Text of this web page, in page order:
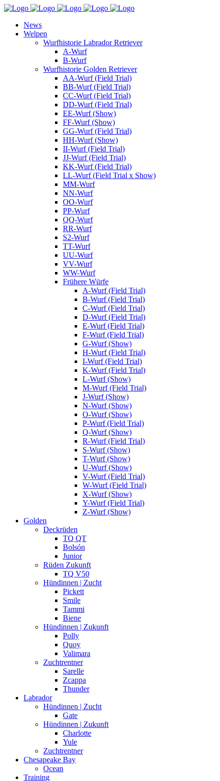
News
Welpen
Wurfhistorie Labrador Retriever
A-Wurf
B-Wurf
Wurfhistorie Golden Retriever
AA-Wurf (Field Trial)
BB-Wurf (Field Trial)
CC-Wurf (Field Trial)
DD-Wurf (Field Trial)
EE-Wurf (Show)
FF-Wurf (Show)
GG-Wurf (Field Trial)
HH-Wurf (Show)
II-Wurf (Field Trial)
JJ-Wurf (Field Trial)
KK-Wurf (Field Trial)
LL-Wurf (Field Trial x Show)
MM-Wurf
NN-Wurf
OO-Wurf
PP-Wurf
QQ-Wurf
RR-Wurf
S2-Wurf
TT-Wurf
UU-Wurf
VV-Wurf
WW-Wurf
Frühere Würfe
A-Wurf (Field Trial)
B-Wurf (Field Trial)
C-Wurf (Field Trial)
D-Wurf (Field Trial)
E-Wurf (Field Trial)
F-Wurf (Field Trial)
G-Wurf (Show)
H-Wurf (Field Trial)
I-Wurf (Field Trial)
K-Wurf (Field Trial)
L-Wurf (Show)
M-Wurf (Field Trial)
J-Wurf (Show)
N-Wurf (Show)
O-Wurf (Show)
P-Wurf (Field Trial)
Q-Wurf (Show)
R-Wurf (Field Trial)
S-Wurf (Show)
T-Wurf (Show)
U-Wurf (Show)
V-Wurf (Field Trial)
W-Wurf (Field Trial)
X-Wurf (Show)
Y-Wurf (Field Trial)
Z-Wurf (Show)
Golden
Deckrüden
TQ QT
Bolsón
Junior
Rüden Zukunft
TQ V50
Hündinnen | Zucht
Pickett
Smile
Tammi
Biene
Hündinnen | Zukunft
Polly
Quoy
Valimara
Zuchtrentner
Sarelle
Zcappa
Thunder
Labrador
Hündinnen | Zucht
Gate
Hündinnen | Zukunft
Charlotte
Yule
Zuchtrentner
Chesapeake Bay
Ocean
Training